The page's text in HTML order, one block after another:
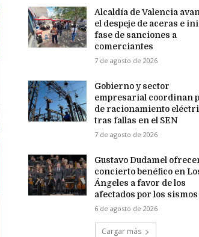
Alcaldía de Valencia
el despeje de aceras e
fase de sanciones a
comerciantes
7 de agosto de 2026
Gobierno y sector
empresarial coordinan
de racionamiento
tras fallas en el SEN
7 de agosto de 2026
Gustavo Dudamel
concierto benéfico en
Ángeles a favor de los
afectados por los sismos
6 de agosto de 2026
Cargar más